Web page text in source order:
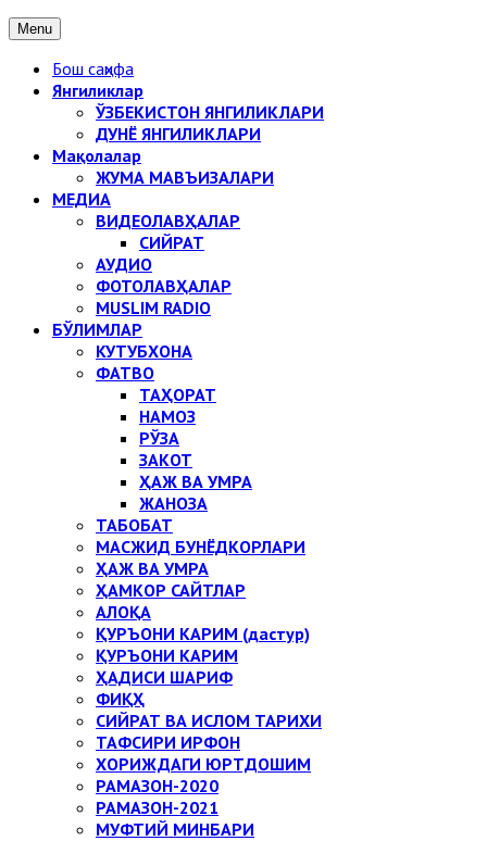
Menu
Бош саҳифа
Янгиликлар
ЎЗБЕКИСТОН ЯНГИЛИКЛАРИ
ДУНЁ ЯНГИЛИКЛАРИ
Мақолалар
ЖУМА МАВЪИЗАЛАРИ
МЕДИА
ВИДЕОЛАВҲАЛАР
СИЙРАТ
АУДИО
ФОТОЛАВҲАЛАР
MUSLIM RADIO
БЎЛИМЛАР
КУТУБХОНА
ФАТВО
ТАҲОРАТ
НАМОЗ
РЎЗА
ЗАКОТ
ҲАЖ ВА УМРА
ЖАНОЗА
ТАБОБАТ
МАСЖИД БУНЁДКОРЛАРИ
ҲАЖ ВА УМРА
ҲАМКОР САЙТЛАР
АЛОҚА
ҚУРЪОНИ КАРИМ (дастур)
ҚУРЪОНИ КАРИМ
ҲАДИСИ ШАРИФ
ФИҚҲ
СИЙРАТ ВА ИСЛОМ ТАРИХИ
ТАФСИРИ ИРФОН
ХОРИЖДАГИ ЮРТДОШИМ
РАМАЗОН-2020
РАМАЗОН-2021
МУФТИЙ МИНБАРИ